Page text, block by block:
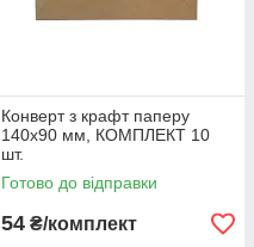
Конверт з крафт паперу
140x90 мм, КОМПЛЕКТ 10
шт.
Готово до відправки
54 ₴/комплект